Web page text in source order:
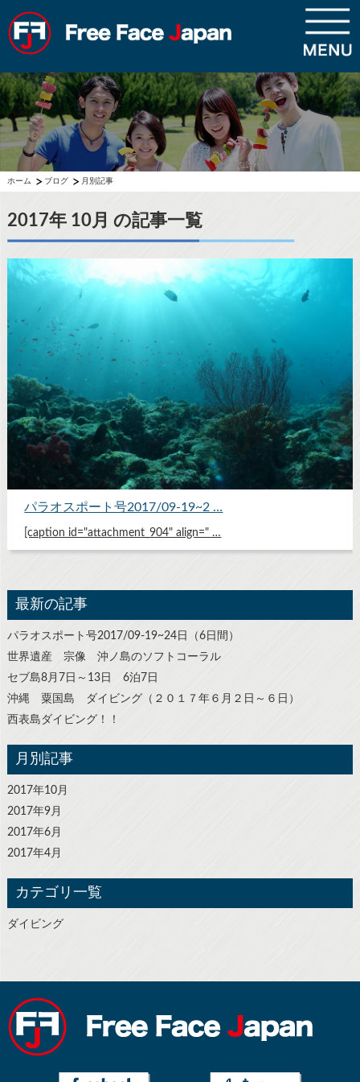
ホーム ブログ 月別記事
2017年 10月 の記事一覧
パラオスポート号2017/09-19~2 …
[caption id="attachment_904" align=" …
最新の記事
パラオスポート号2017/09-19~24日（6日間）
世界遺産 宗像 沖ノ島のソフトコーラル
セブ島8月7日～13日 6泊7日
沖縄 粟国島 ダイビング（２０１７年６月２日～６日）
西表島ダイビング！！
月別記事
2017年10月
2017年9月
2017年6月
2017年4月
カテゴリ一覧
ダイビング